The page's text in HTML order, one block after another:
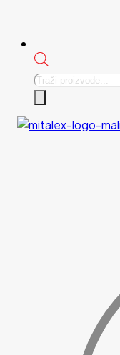
Products
search